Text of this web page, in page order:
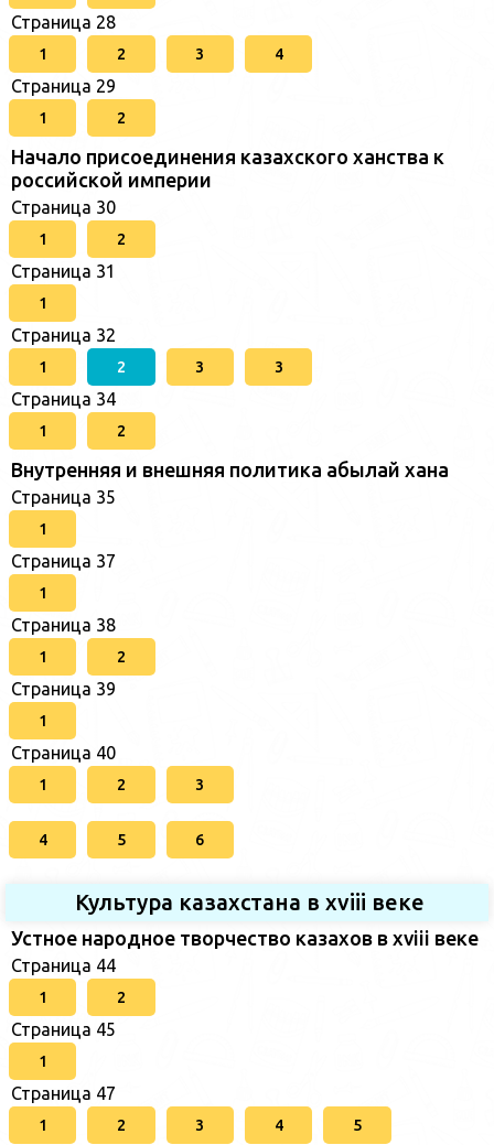
Страница 28
1 2 3 4
Страница 29
1 2
Начало присоединения казахского ханства к
российской империи
Страница 30
1 2
Страница 31
1
Страница 32
1 2 3 3
Страница 34
1 2
Внутренняя и внешняя политика абылай хана
Страница 35
1
Страница 37
1
Страница 38
1 2
Страница 39
1
Страница 40
1 2 3
4 5 6
Культура казахстана в xviii веке
Устное народное творчество казахов в xviii веке
Страница 44
1 2
Страница 45
1
Страница 47
1 2 3 4 5